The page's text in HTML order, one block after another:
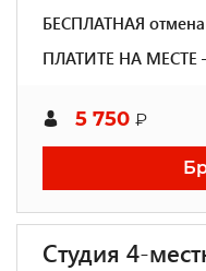
БЕСПЛАТНАЯ
ПЛАТИТЕ НА МЕСТЕ
5 750 ₽
Студия 4-